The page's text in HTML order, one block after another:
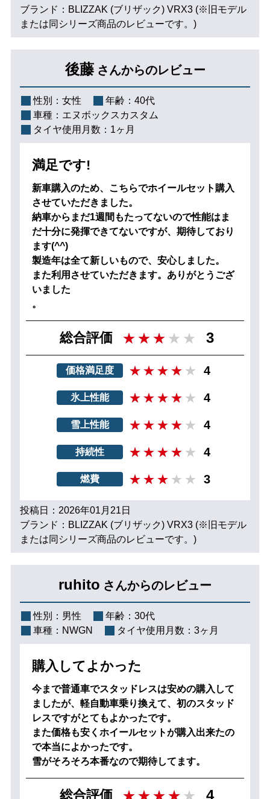
ブランド：BLIZZAK (ブリザック) VRX3 (※旧モデル
または同シリーズ商品のレビューです。)
後藤 さんからのレビュー
性別： 女性 年齢： 40代
車種： エヌボックスカスタム
タイヤ使用月数： 1ヶ月
満足です!
新車購入のため、こちらでホイールセット購入
させていただきました。
納車からまだ1週間もたってないので性能はま
だ十分に発揮できてないですが、期待しており
ます(^^)
製造年は全て新しいもので、安心しました。
また利用させていただきます。ありがとうござ
いました
。
総合評価 3
価格満足度 4
氷上性能 4
雪上性能 4
持続性 4
燃費 3
投稿日：2026年01月21日
ブランド：BLIZZAK (ブリザック) VRX3 (※旧モデル
または同シリーズ商品のレビューです。)
ruhito さんからのレビュー
性別： 男性 年齢： 30代
車種： NWGN タイヤ使用月数： 3ヶ月
購入してよかった
今まで普通車でスタッドレスは安めの購入して
ましたが、軽自動車乗り換えて、初のスタッド
レスですがとてもよかったです。
また価格も安くホイールセットが購入出来たの
で本当によかったです。
雪がそろそろ本番なので期待してます。
総合評価 4